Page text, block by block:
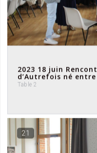
2023 18 juin
d’Autrefois né entre
Table 2
21